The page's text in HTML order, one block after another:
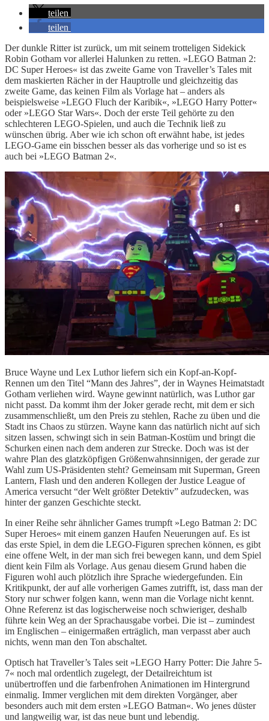
teilen
teilen
Der dunkle Ritter ist zurück, um mit seinem trotteligen Sidekick
Robin Gotham vor allerlei Halunken zu retten. »LEGO Batman 2:
DC Super Heroes« ist das zweite Game von Traveller’s Tales mit
dem maskierten Rächer in der Hauptrolle und gleichzeitig das
zweite Game, das keinen Film als Vorlage hat – anders als
beispielsweise »LEGO Fluch der Karibik«, »LEGO Harry Potter«
oder »LEGO Star Wars«. Doch der erste Teil gehörte zu den
schlechteren LEGO-Spielen, und auch die Technik ließ zu
wünschen übrig. Aber wie ich schon oft erwähnt habe, ist jedes
LEGO-Game ein bisschen besser als das vorherige und so ist es
auch bei »LEGO Batman 2«.
Bruce Wayne und Lex Luthor liefern sich ein Kopf-an-Kopf-
Rennen um den Titel “Mann des Jahres”, der in Waynes Heimatstadt
Gotham verliehen wird. Wayne gewinnt natürlich, was Luthor gar
nicht passt. Da kommt ihm der Joker gerade recht, mit dem er sich
zusammenschließt, um den Preis zu stehlen, Rache zu üben und die
Stadt ins Chaos zu stürzen. Wayne kann das natürlich nicht auf sich
sitzen lassen, schwingt sich in sein Batman-Kostüm und bringt die
Schurken einen nach dem anderen zur Strecke. Doch was ist der
wahre Plan des glatzköpfigen Größenwahnsinnigen, der gerade zur
Wahl zum US-Präsidenten steht? Gemeinsam mit Superman, Green
Lantern, Flash und den anderen Kollegen der Justice League of
America versucht “der Welt größter Detektiv” aufzudecken, was
hinter der ganzen Geschichte steckt.
In einer Reihe sehr ähnlicher Games trumpft »Lego Batman 2: DC
Super Heroes« mit einem ganzen Haufen Neuerungen auf. Es ist
das erste Spiel, in dem die LEGO-Figuren sprechen können, es gibt
eine offene Welt, in der man sich frei bewegen kann, und dem Spiel
dient kein Film als Vorlage. Aus genau diesem Grund haben die
Figuren wohl auch plötzlich ihre Sprache wiedergefunden. Ein
Kritikpunkt, der auf alle vorherigen Games zutrifft, ist, dass man der
Story nur schwer folgen kann, wenn man die Vorlage nicht kennt.
Ohne Referenz ist das logischerweise noch schwieriger, deshalb
führte kein Weg an der Sprachausgabe vorbei. Die ist – zumindest
im Englischen – einigermaßen erträglich, man verpasst aber auch
nichts, wenn man den Ton abschaltet.
Optisch hat Traveller’s Tales seit »LEGO Harry Potter: Die Jahre 5-
7« noch mal ordentlich zugelegt, der Detailreichtum ist
unübertroffen und die farbenfrohen Animationen im Hintergrund
einmalig. Immer verglichen mit dem direkten Vorgänger, aber
besonders auch mit dem ersten »LEGO Batman«. Wo jenes düster
und langweilig war, ist das neue bunt und lebendig.